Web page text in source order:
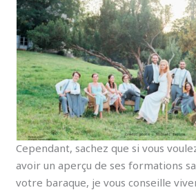
Cependant, sachez que si vous
avoir un aperçu de ses formations
votre baraque, je vous conseille